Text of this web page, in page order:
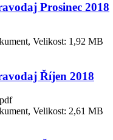
Prosinec 2018
Velikost: 1,92 MB
Říjen 2018
Velikost: 2,61 MB